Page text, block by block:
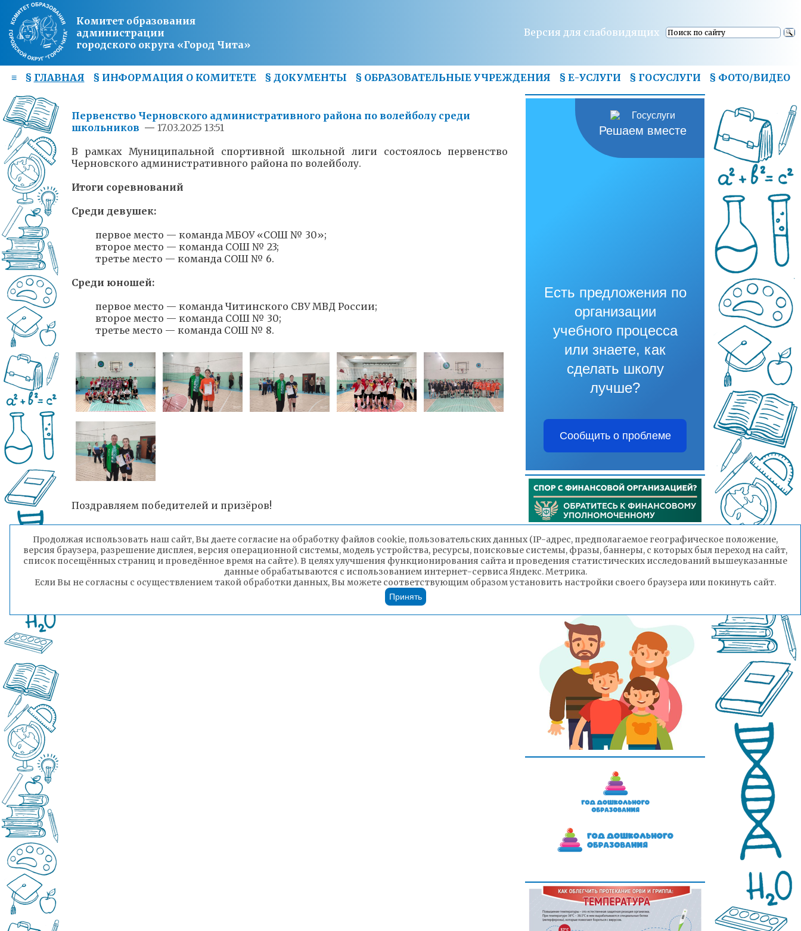
Комитет образования
администрации
городского округа «Город Чита»
Версия для слабовидящих
≡ § ГЛАВНАЯ § ИНФОРМАЦИЯ О КОМИТЕТЕ § ДОКУМЕНТЫ § ОБРАЗОВАТЕЛЬНЫЕ УЧРЕЖДЕНИЯ § Е-УСЛУГИ § ГОСУСЛУГИ § ФОТО/ВИДЕО
Первенство Черновского административного района по волейболу среди
школьников — 17.03.2025 13:51
В рамках Муниципальной спортивной школьной лиги состоялось первенство
Черновского административного района по волейболу.
Итоги соревнований
Среди девушек:
первое место — команда МБОУ «СОШ № 30»;
второе место — команда СОШ № 23;
третье место — команда СОШ № 6.
Среди юношей:
первое место — команда Читинского СВУ МВД России;
второе место — команда СОШ № 30;
третье место — команда СОШ № 8.
Поздравляем победителей и призёров!
Гэсэр Раднаев
Пресс-секретарь комитета образования
администрации городского округа «Город Чита»
Решаем вместе
Есть предложения по
организации
учебного процесса
или знаете, как
сделать школу
лучше?
Сообщить о проблеме
Продолжая использовать наш сайт, Вы даете согласие на обработку файлов cookie, пользовательских данных (IP-адрес, предполагаемое географическое положение,
версия браузера, разрешение дисплея, версия операционной системы, модель устройства, ресурсы, поисковые системы, фразы, баннеры, с которых был переход на сайт,
список посещённых страниц и проведённое время на сайте). В целях улучшения функционирования сайта и проведения статистических исследований вышеуказанные
данные обрабатываются с использованием интернет-сервиса Яндекс. Метрика.
Если Вы не согласны с осуществлением такой обработки данных, Вы можете соответствующим образом установить настройки своего браузера или покинуть сайт.
Принять